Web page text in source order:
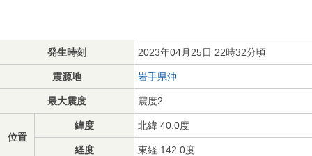
発生時刻 2023年04月25日 22時32分頃
震源地 岩手県沖
最大震度 震度2
位置
緯度 北緯 40.0度
経度 東経 142.0度